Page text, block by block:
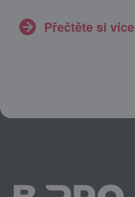
Přečtěte si více